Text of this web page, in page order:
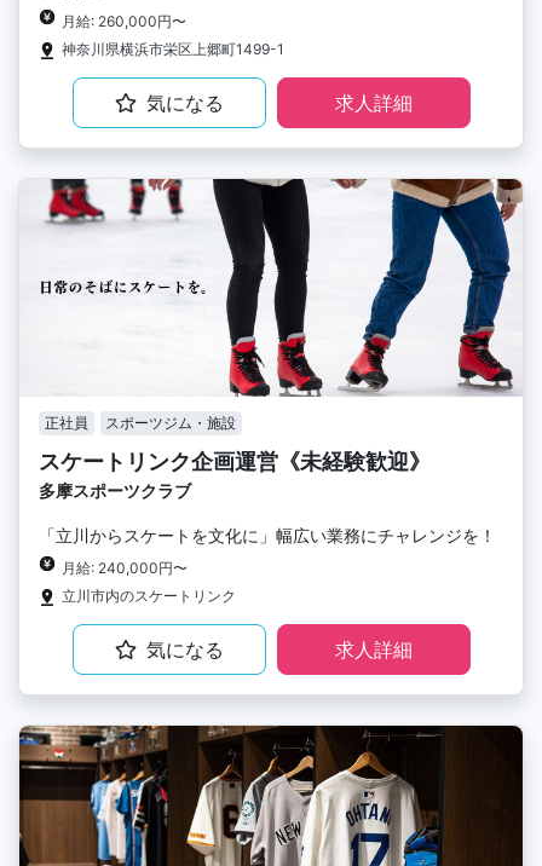
月給: 260,000円〜
神奈川県横浜市栄区上郷町1499-1
気になる 求人詳細
正社員 スポーツジム・施設
スケートリンク企画運営《未経験歓迎》
多摩スポーツクラブ
「立川からスケートを文化に」幅広い業務にチャレンジを！
月給: 240,000円〜
立川市内のスケートリンク
気になる 求人詳細